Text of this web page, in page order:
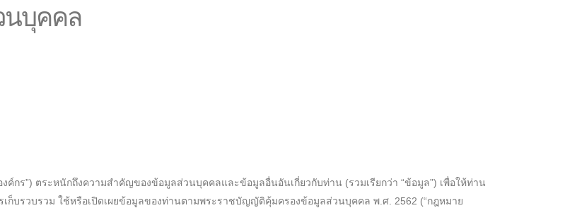
นบุคคล
ค์กร”) ตระหนักถึงความสำคัญของข้อมูลส่วนบุคคลและข้อมูลอื่นอันเกี่ยวกับท่าน (รวมเรียกว่า “ข้อมูล”) เพื่อให้ท่าน
ก็บรวบรวม ใช้หรือเปิดเผยข้อมูลของท่านตามพระราชบัญญัติคุ้มครองข้อมูลส่วนบุคคล พ.ศ. 2562 (“กฎหมาย